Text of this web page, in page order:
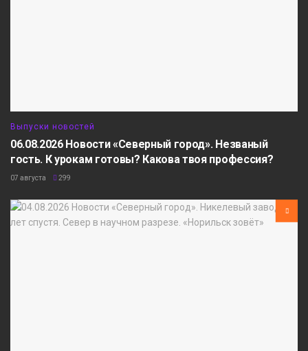
Выпуски новостей
06.08.2026 Новости «Северный город». Незваный
гость. К урокам готовы? Какова твоя профессия?
07 августа 299